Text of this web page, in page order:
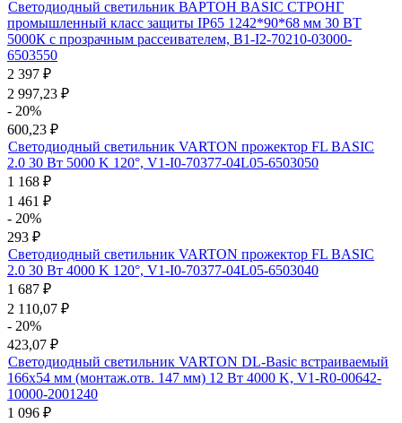
Светодиодный светильник ВАРТОН BASIC СТРОНГ
промышленный класс защиты IP65 1242*90*68 мм 30 ВТ
5000К с прозрачным рассеивателем, B1-I2-70210-03000-
6503550
2 397 ₽
2 997,23 ₽
- 20%
600,23 ₽
Светодиодный светильник VARTON прожектор FL BASIC
2.0 30 Вт 5000 K 120°, V1-I0-70377-04L05-6503050
1 168 ₽
1 461 ₽
- 20%
293 ₽
Светодиодный светильник VARTON прожектор FL BASIC
2.0 30 Вт 4000 K 120°, V1-I0-70377-04L05-6503040
1 687 ₽
2 110,07 ₽
- 20%
423,07 ₽
Светодиодный светильник VARTON DL-Basic встраиваемый
166х54 мм (монтаж.отв. 147 мм) 12 Вт 4000 K, V1-R0-00642-
10000-2001240
1 096 ₽